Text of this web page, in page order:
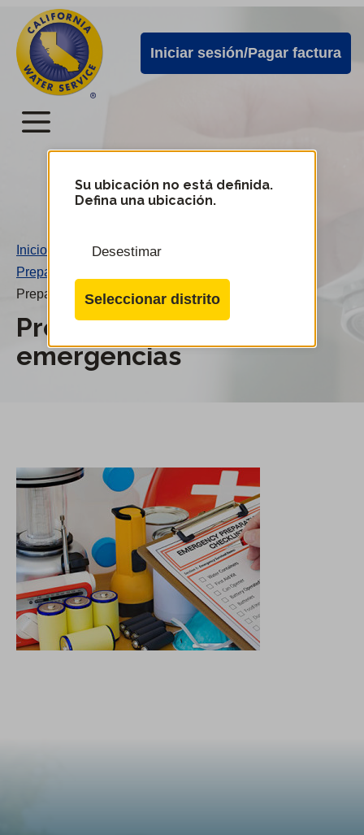
directamente
contenido
principal
Alertas
de
Cal
Water
Iniciar sesión/Pagar factura
Menú
Menú
servicio
móvil
de
Cal
Water
Su ubicación no está definida.
Defina una ubicación.
Desestimar
Seleccionar distrito
Inicio
Preparación para emergencias
Preparación para emergencias
Preparación para
emergencias